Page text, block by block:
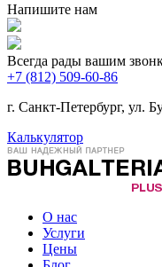
Напишите нам
Всегда рады вашим
+7 (812) 509-60-86
г. Санкт-Петербург, ул.
Калькулятор
О нас
Услуги
Цены